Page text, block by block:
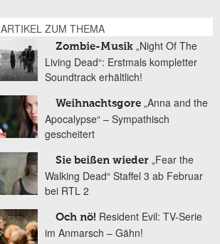
ARTIKEL ZUM THEMA
Zombie-Musik „Night Of The
Living Dead“: Erstmals kompletter
Soundtrack erhältlich!
Weihnachtsgore „Anna and the
Apocalypse“ – Sympathisch
gescheitert
Sie beißen wieder „Fear the
Walking Dead“ Staffel 3 ab Februar
bei RTL 2
Och nö! Resident Evil: TV-Serie
im Anmarsch – Gähn!